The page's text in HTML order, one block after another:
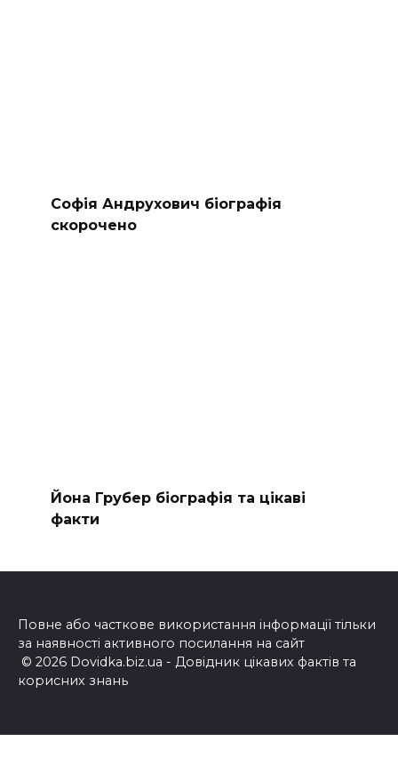
Софія Андрухович біографія
скорочено
Йона Грубер біографія та цікаві
факти
Повне або часткове використання інформації тільки
за наявності активного посилання на сайт
© 2026 Dovidka.biz.ua - Довідник цікавих фактів та
корисних знань